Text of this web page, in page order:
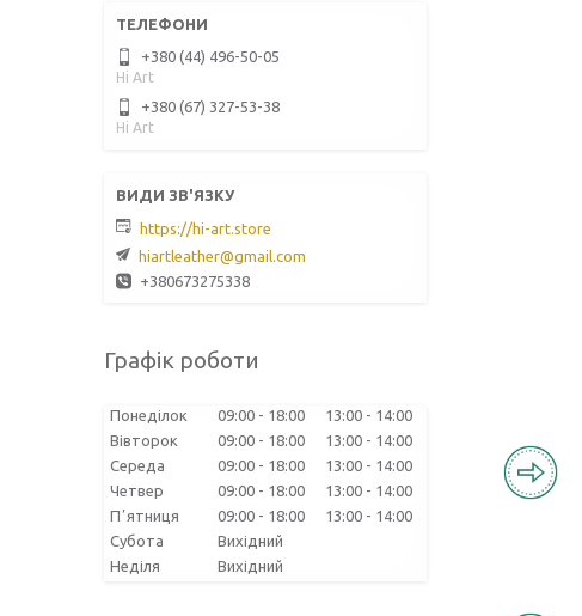
+380 (44) 496-50-05
Hi Art
+380 (67) 327-53-38
Hi Art
https://hi-art.store
hiartleather@gmail.com
+380673275338
Графік роботи
Понеділок 09:00 18:00 13:00
14:00
Вівторок
09:00 18:00 13:00
14:00
Середа
09:00 18:00 13:00
14:00
Четвер
09:00 18:00 13:00
14:00
Пʼятниця
09:00 18:00 13:00
14:00
Субота
Вихідний
Неділя
Вихідний